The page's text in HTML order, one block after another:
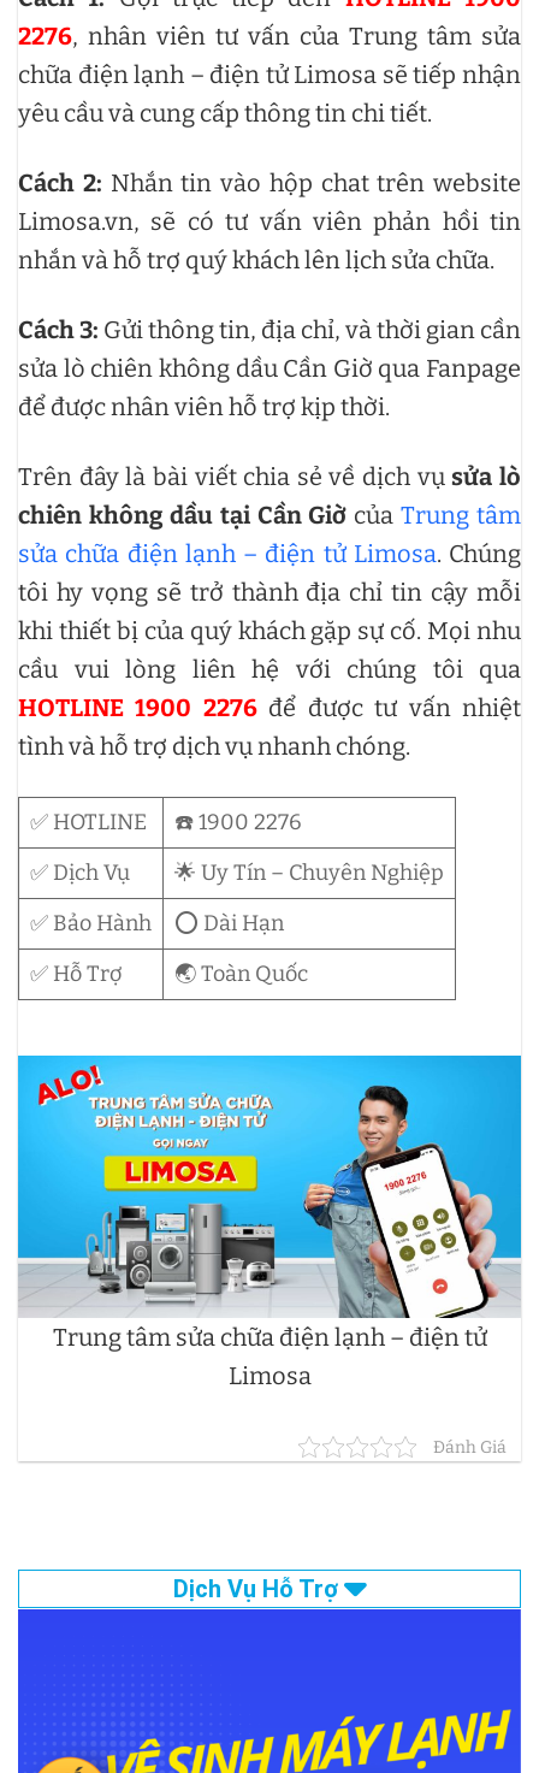
2276, nhân viên tư vấn của Trung tâm sửa
chữa điện lạnh – điện tử Limosa sẽ tiếp nhận
yêu cầu và cung cấp thông tin chi tiết.
Cách 2: Nhắn tin vào hộp chat trên website
Limosa.vn, sẽ có tư vấn viên phản hồi tin
nhắn và hỗ trợ quý khách lên lịch sửa chữa.
Cách 3: Gửi thông tin, địa chỉ, và thời gian cần
sửa lò chiên không dầu Cần Giờ qua Fanpage
để được nhân viên hỗ trợ kịp thời.
Trên đây là bài viết chia sẻ về dịch vụsửa lò
chiên không dầu tại Cần Giờ củaTrung tâm
sửa chữa điện lạnh – điện tử Limosa. Chúng
tôi hy vọng sẽ trở thành địa chỉ tin cậy mỗi
khi thiết bị của quý khách gặp sự cố. Mọi nhu
cầu vui lòng liên hệ với chúng tôi qua
HOTLINE 1900 2276để được tư vấn nhiệt
tình và hỗ trợ dịch vụ nhanh chóng.
✅ HOTLINE
☎️ 1900 2276
✅ Dịch Vụ
🌟 Uy Tín – Chuyên Nghiệp
✅ Bảo Hành
⭕ Dài Hạn
✅ Hỗ Trợ
🌏 Toàn Quốc
Trung tâm sửa chữa điện lạnh – điện tử
Limosa
Đánh Giá
Dịch Vụ Hỗ Trợ